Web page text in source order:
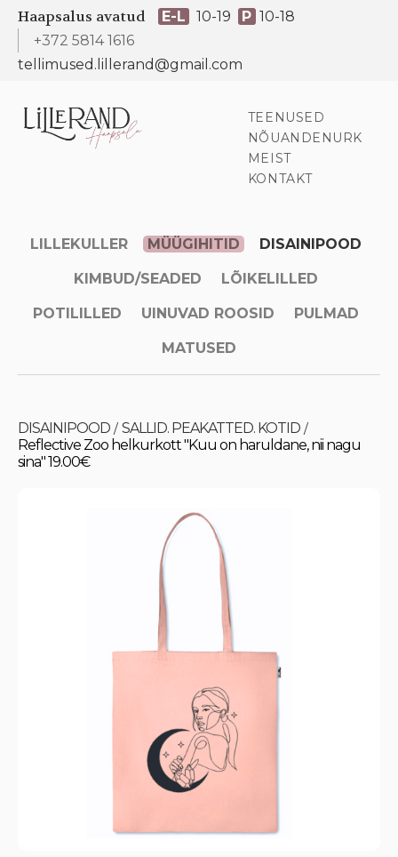
Haapsalus avatud E-L 10-19 P 10-18
+372 5814 1616
tellimused.lillerand@gmail.com
TEENUSED
NÕUANDENURK
MEIST
KONTAKT
LILLEKULLER MÜÜGIHITID DISAINIPOOD
KIMBUD/SEADED LÕIKELILLED
POTILILLED UINUVAD ROOSID PULMAD
MATUSED
DISAINIPOOD / SALLID. PEAKATTED. KOTID /
Reflective Zoo helkurkott "Kuu on haruldane, nii nagu
sina" 19.00€